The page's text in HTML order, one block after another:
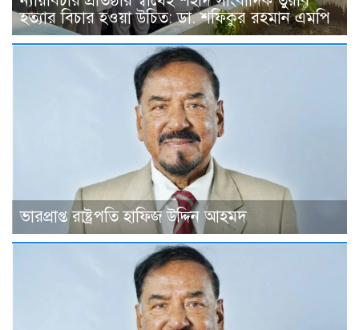
হত্যার বিচার হওয়া উচিত: ডা. শফিকুর রহমান এমপি
ভারপ্রাপ্ত রাষ্ট্রপতি হাফিজ উদ্দিন আহমদ